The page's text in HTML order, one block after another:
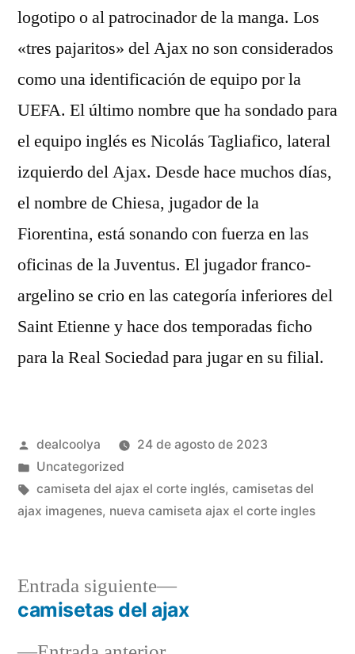
logotipo o al patrocinador de la manga. Los
«tres pajaritos» del Ajax no son considerados
como una identificación de equipo por la
UEFA. El último nombre que ha sondado para
el equipo inglés es Nicolás Tagliafico, lateral
izquierdo del Ajax. Desde hace muchos días,
el nombre de Chiesa, jugador de la
Fiorentina, está sonando con fuerza en las
oficinas de la Juventus. El jugador franco-
argelino se crio en las categoría inferiores del
Saint Etienne y hace dos temporadas ficho
para la Real Sociedad para jugar en su filial.
Publicado
por
dealcoolya
24 de agosto de 2023
Publicado
en
Uncategorized
Etiquetas:
camiseta del ajax el corte inglés, camisetas del
ajax imagenes, nueva camiseta ajax el corte ingles
Navegación
Entrada siguiente
Entrada
siguiente:
camisetas del ajax